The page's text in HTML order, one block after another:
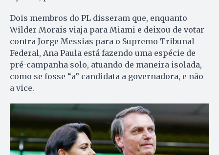
Dois membros do PL disseram que, enquanto
Wilder Morais viaja para Miami e deixou de votar
contra Jorge Messias para o Supremo Tribunal
Federal, Ana Paula está fazendo uma espécie de
pré-campanha solo, atuando de maneira isolada,
como se fosse “a” candidata a governadora, e não
a vice.